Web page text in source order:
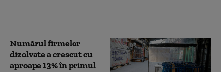
Numărul firmelor
dizolvate a crescut cu
aproape 13% în primul